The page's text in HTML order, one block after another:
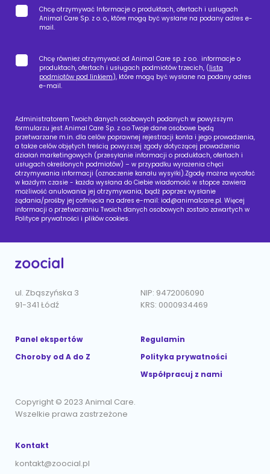
Chcę otrzymywać Informacje o produktach, ofertach i usługach
Animal Care Sp. z o. o., które mogą być wysłane na podany adres e-
mail.
Chcę również otrzymywać od Animal Care sp. z o.o. informacje o
produktach, ofertach i usługach podmiotów trzecich, (lista
podmiotów pod linkiem), które mogą być wysłane na podany adres
e-mail.
Administratorem Twoich danych osobowych podanych w powyższym
formularzu jest Animal Care Sp. z o.o Twoje dane osobowe będą
przetwarzane m.in. dla celów poprawnej rejestracji konta i jego prowadzenia,
a także celów objętych treścią powyższej zgody dotyczącej prowadzenia
działań marketingowych (przesyłanie informacji o produktach, ofertach i
usługach określonych podmiotów) – w przypadku wyrażenia chęci
otrzymywania informacji (oznaczenie kanału wysyłki).Zgodę można wycofać
w każdym czasie - każda wysłana do Ciebie wiadomość w stopce zawiera
możliwość anulowania jej otrzymywania, bądź poprzez wysłanie
żądania/prośby jej cofnięcia na adres e-mail: iod@animalcare.pl. Więcej
informacji o przetwarzaniu Twoich danych osobowych zostało zawartych w
Polityce prywatności i plików cookies.
ul. Zbąszyńska 3
91-341 Łódź
NIP: 9472006090
KRS: 0000934469
Panel ekspertów
Choroby od A do Z
Regulamin
Polityka prywatności
Współpracuj z nami
Copyright © 2023 Animal Care.
Wszelkie prawa zastrzeżone
Kontakt
kontakt@zoocial.pl